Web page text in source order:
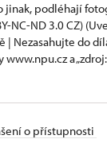
jinak, podléhají
NC-ND 3.0 CZ)
Nezasahujte do
www.npu.cz a
o přístupnosti